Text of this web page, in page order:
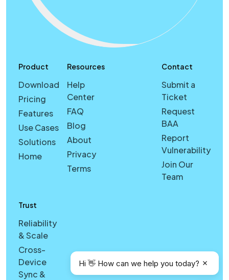
Product
Download
Pricing
Features
Use Cases
Solutions
Home
Resources
Help
Center
FAQ
Blog
About
Privacy
Terms
Trust
Reliability
& Scale
Cross-
Device
Sync &
Contact
Submit a
Ticket
Request
BAA
Report
Vulnerability
Join Our
Team
Hi 👋 How can we help you today?